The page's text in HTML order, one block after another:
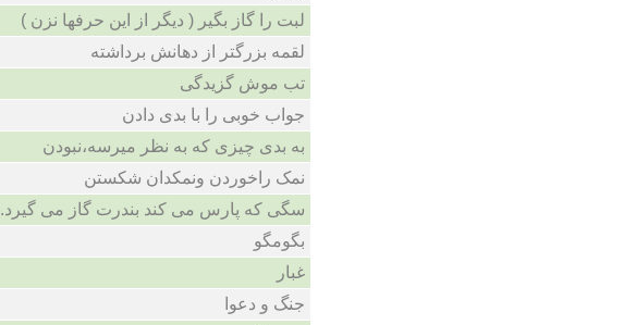
لبت را گاز بگیر ( دیگر از این حرفها نزن )
لقمه بزرگتر از دهانش برداشته
تب موش گزیدگی
جواب خوبی را با بدی دادن
به بدی چیزی که به نظر میرسه،نبودن
نمک راخوردن ونمکدان شکستن
سگى که پارس مى کند بندرت گاز مى گیرد.
بگومگو
غبار
جنگ و دعوا